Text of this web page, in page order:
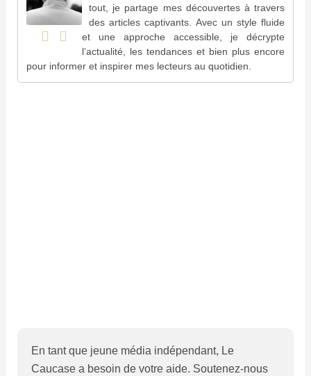
tout, je partage mes découvertes à travers
des articles captivants. Avec un style fluide
et une approche accessible, je décrypte
l’actualité, les tendances et bien plus encore
pour informer et inspirer mes lecteurs au quotidien.
En tant que jeune média indépendant, Le
Caucase a besoin de votre aide. Soutenez-nous